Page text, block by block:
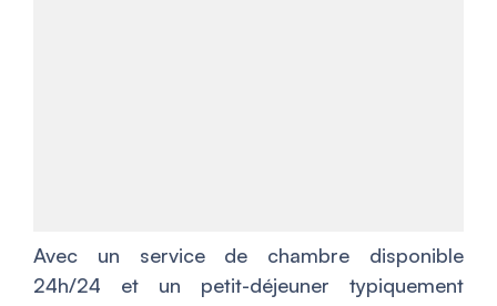
Avec un service de chambre disponible
24h/24 et un petit-déjeuner typiquement